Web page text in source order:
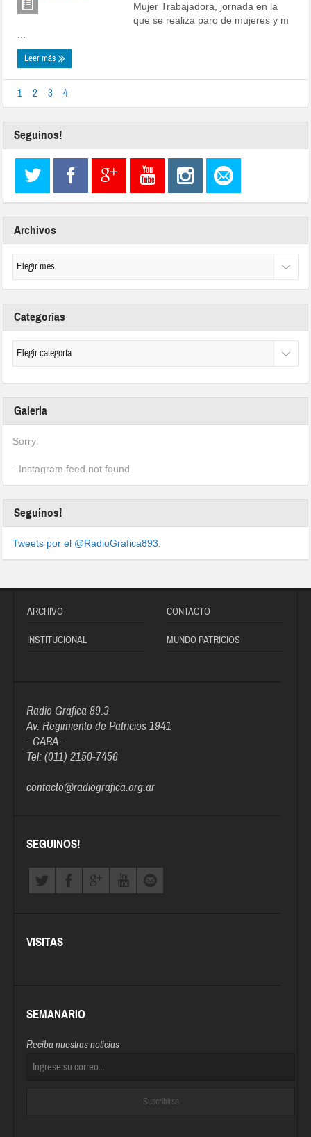
Mujer Trabajadora, jornada en la
que se realiza paro de mujeres y m
...
Leer más
1 2 3 4
Seguinos!
Archivos
Categorías
Galeria
Sorry:
- Instagram feed not found.
Seguinos!
Tweets por el @RadioGrafica893.
ARCHIVO CONTACTO
INSTITUCIONAL MUNDO PATRICIOS
Radio Grafica 89.3
Av. Regimiento de Patricios 1941
- CABA -
Tel: (011) 2150-7456
contacto@radiografica.org.ar
SEGUINOS!
VISITAS
SEMANARIO
Reciba nuestras noticias